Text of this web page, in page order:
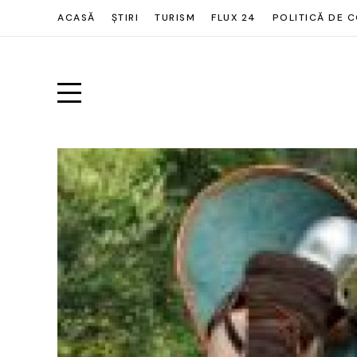
ACASĂ ȘTIRI TURISM FLUX 24 POLITICĂ DE